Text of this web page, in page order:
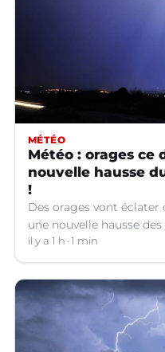
MÉTÉO
Météo : orages ce
nouvelle hausse
!
Des orages vont éclater
une nouvelle hausse
il y a 1 h 1 min